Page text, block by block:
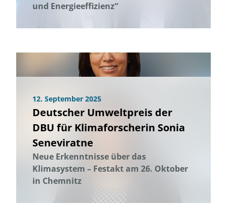
und Energieeffizienz“
12. September 2025
Deutscher Umweltpreis der
DBU für Klimaforscherin Sonia
Seneviratne
Neue Erkenntnisse über das
Klimasystem – Festakt am 26. Oktober
in Chemnitz